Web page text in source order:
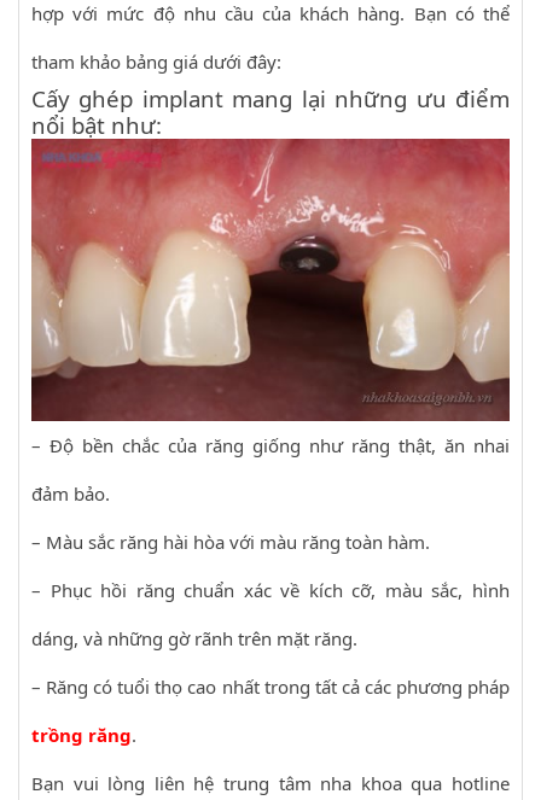
hợp với mức độ nhu cầu của khách hàng. Bạn có thể
tham khảo bảng giá dưới đây:
Cấy ghép implant mang lại những ưu điểm
nổi bật như:
– Độ bền chắc của răng giống như răng thật, ăn nhai
đảm bảo.
– Màu sắc răng hài hòa với màu răng toàn hàm.
– Phục hồi răng chuẩn xác về kích cỡ, màu sắc, hình
dáng, và những gờ rãnh trên mặt răng.
– Răng có tuổi thọ cao nhất trong tất cả các phương pháp
trồng răng.
Bạn vui lòng liên hệ trung tâm nha khoa qua hotline